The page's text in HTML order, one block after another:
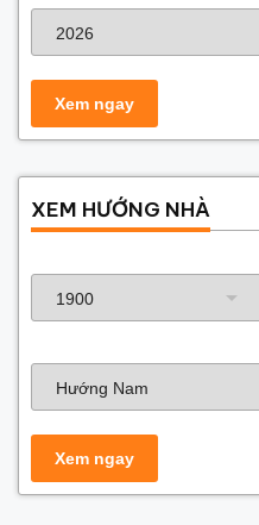
XEM HƯỚNG NHÀ